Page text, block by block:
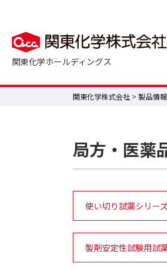
関東化学ホールディングス
関東化学株式会社 > 製品情報
局方・医薬
使い切り試薬シリー
製剤安定性試験用試